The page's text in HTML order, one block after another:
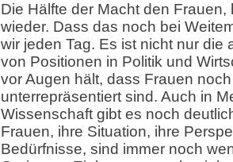
Die Hälfte der Macht den Frauen,
wieder. Dass das noch bei
wir jeden Tag. Es ist nicht nur die
von Positionen in Politik und
vor Augen hält, dass Frauen
unterrepräsentiert sind. Auch in
Wissenschaft gibt es noch
Frauen, ihre Situation, ihre
Bedürfnisse, sind immer noch